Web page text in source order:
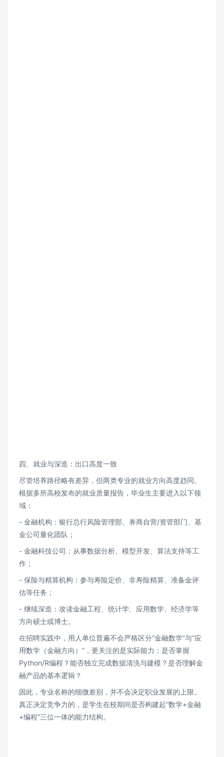
四、就业与深造：出口高度一致
尽管培养路径略有差异，但两类专业的就业方向高度趋同。
根据多所高校发布的就业质量报告，毕业生主要进入以下领
域：
- 金融机构：银行总行风险管理部、券商自营/资管部门、基
金公司量化团队；
- 金融科技公司：从事数据分析、模型开发、算法支持等工
作；
- 保险与精算机构：参与寿险定价、非寿险精算、准备金评
估等任务；
- 继续深造：攻读金融工程、统计学、应用数学、经济学等
方向硕士或博士。
在招聘实践中，用人单位普遍不会严格区分“金融数学”与“应
用数学（金融方向）”，更关注的是实际能力：是否掌握
Python/R编程？能否独立完成数据清洗与建模？是否理解金
融产品的基本逻辑？
因此，专业名称的细微差别，并不会决定职业发展的上限。
真正决定竞争力的，是学生在校期间是否构建起“数学+金融
+编程”三位一体的能力结构。